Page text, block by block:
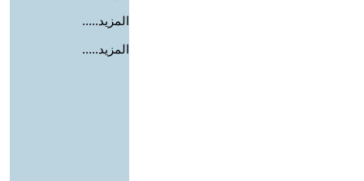
المزيد.....
المزيد.....